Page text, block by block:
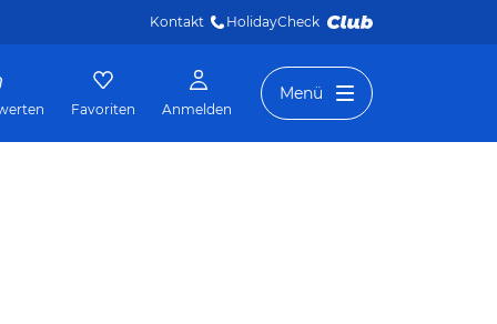
Kontakt HolidayCheck
Favoriten Anmelden
Menü